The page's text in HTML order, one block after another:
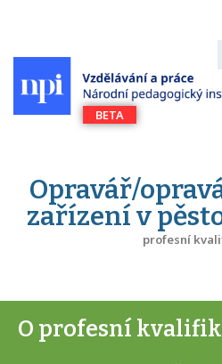
Opravář/
zařízení v
profesní
O profesní